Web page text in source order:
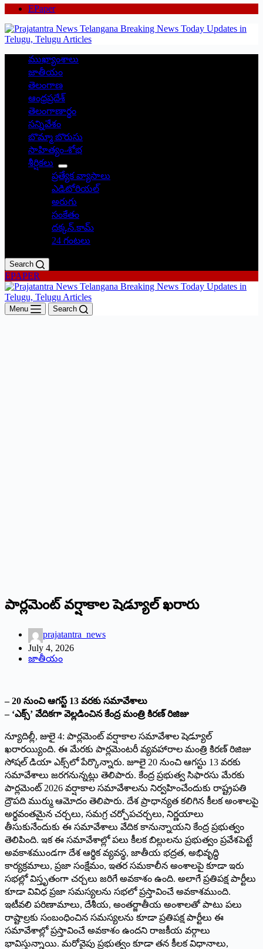
EPaper
ముఖ్యాంశాలు
జాతీయం
తెలంగాణ
ఆంధ్రప్రదేశ్
తెలంగాణార్థం
సన్నివేశం
బొమ్మా బొరుసు
సాహిత్యం-శోభ
శీర్షికలు
ప్రత్యేక వ్యాసాలు
ఎడిటోరియల్
అరుగు
సంకేతం
దక్కన్.కామ్
24 గంటలు
Search
EPAPER
Menu Search
పార్లమెంట్‌ ‌వర్షాకాల షెడ్యూల్‌ ‌ఖరారు
prajatantra_news
July 4, 2026
జాతీయం
– 20 నుంచి ఆగస్ట్ 13 ‌వరకు సమావేశాలు
– ‘ఎక్స్’ ‌వేదికగా వెల్లడించిన కేంద్ర మంత్రి కిరణ్‌ ‌రిజిజు
న్యూదిల్లీ, జులై 4: పార్లమెంట్‌ ‌వర్షాకాల సమావేశాల షెడ్యూల్‌
‌ఖరారయ్యింది. ఈ మేరకు పార్లమెంటరీ వ్యవహారాల మంత్రి కిరణ్‌ ‌రిజిజు
సోషల్‌ ‌డియా ఎక్స్‌లో పేర్కొన్నారు. జూలై 20 నుంచి ఆగస్టు 13 వరకు
సమావేశాలు జరగనున్నట్లు తెలిపారు. కేంద్ర ప్రభుత్వ సిఫారసు మేరకు
పార్లమెంట్‌ 2026 ‌వర్షాకాల సమావేశాలను నిర్వహించేందుకు రాష్ట్రపతి
ద్రౌపది ముర్ము ఆమోదం తెలిపారు. దేశ ప్రాధాన్యత కలిగిన కీలక అంశాలపై
అర్థవంతమైన చర్చలు, సమగ్ర చర్చోపచర్చలు, నిర్ణయాలు
తీసుకునేందుకు ఈ సమావేశాలు వేదిక కానున్నాయని కేంద్ర ప్రభుత్వం
తెలిపింది. ఇక ఈ సమావేశాల్లో పలు కీలక బిల్లులను ప్రభుత్వం ప్రవేశపెట్టే
అవకాశముండగా దేశ ఆర్థిక వ్యవస్థ, జాతీయ భద్రత, అభివృద్ధి
కార్యక్రమాలు, ప్రజా సంక్షేమం, ఇతర సమకాలీన అంశాలపై కూడా ఇరు
సభల్లో విస్తృతంగా చర్చలు జరిగే అవకాశం ఉంది. అలాగే ప్రతిపక్ష పార్టీలు
కూడా వివిధ ప్రజా సమస్యలను సభలో ప్రస్తావించే అవకాశముంది.
ఇటీవలి పరిణామాలు, దేశీయ, అంతర్జాతీయ అంశాలతో పాటు పలు
రాష్టాల్రకు సంబంధించిన సమస్యలను కూడా ప్రతిపక్ష పార్టీలు ఈ
సమావేశాల్లో ప్రస్తావించే అవకాశం ఉందని రాజకీయ వర్గాలు
భావిస్తున్నాయి. మరోవైపు ప్రభుత్వం కూడా తన కీలక విధానాలు,